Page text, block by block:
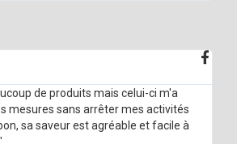
de produits mais celui-ci m'a
mesures sans arrêter mes activités
sa saveur est agréable et facile à